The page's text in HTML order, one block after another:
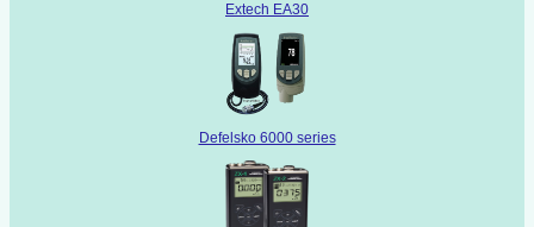
Extech EA30
Defelsko 6000 series